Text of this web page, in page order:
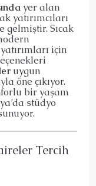
yer alan
yatırımcıları
gelmiştir. Sıcak
için
uygun
öne çıkıyor.
bir yaşam
stüdyo
Tercih